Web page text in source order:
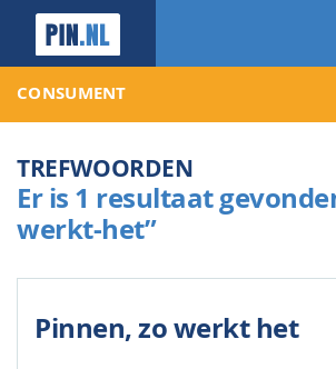
CONSUMENT
TREFWOORDEN
Er is 1 resultaat
werkt-het”
Pinnen, zo werkt het